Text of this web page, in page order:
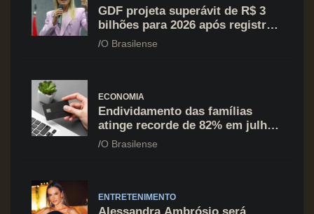
GDF projeta superávit de R$ 3
bilhões para 2026 após registrar
recuo no déficit
O Brasilense
ECONOMIA
Endividamento das famílias
atinge recorde de 82% em julho;
cartão de crédito segue como
O Brasilense
ENTRETENIMENTO